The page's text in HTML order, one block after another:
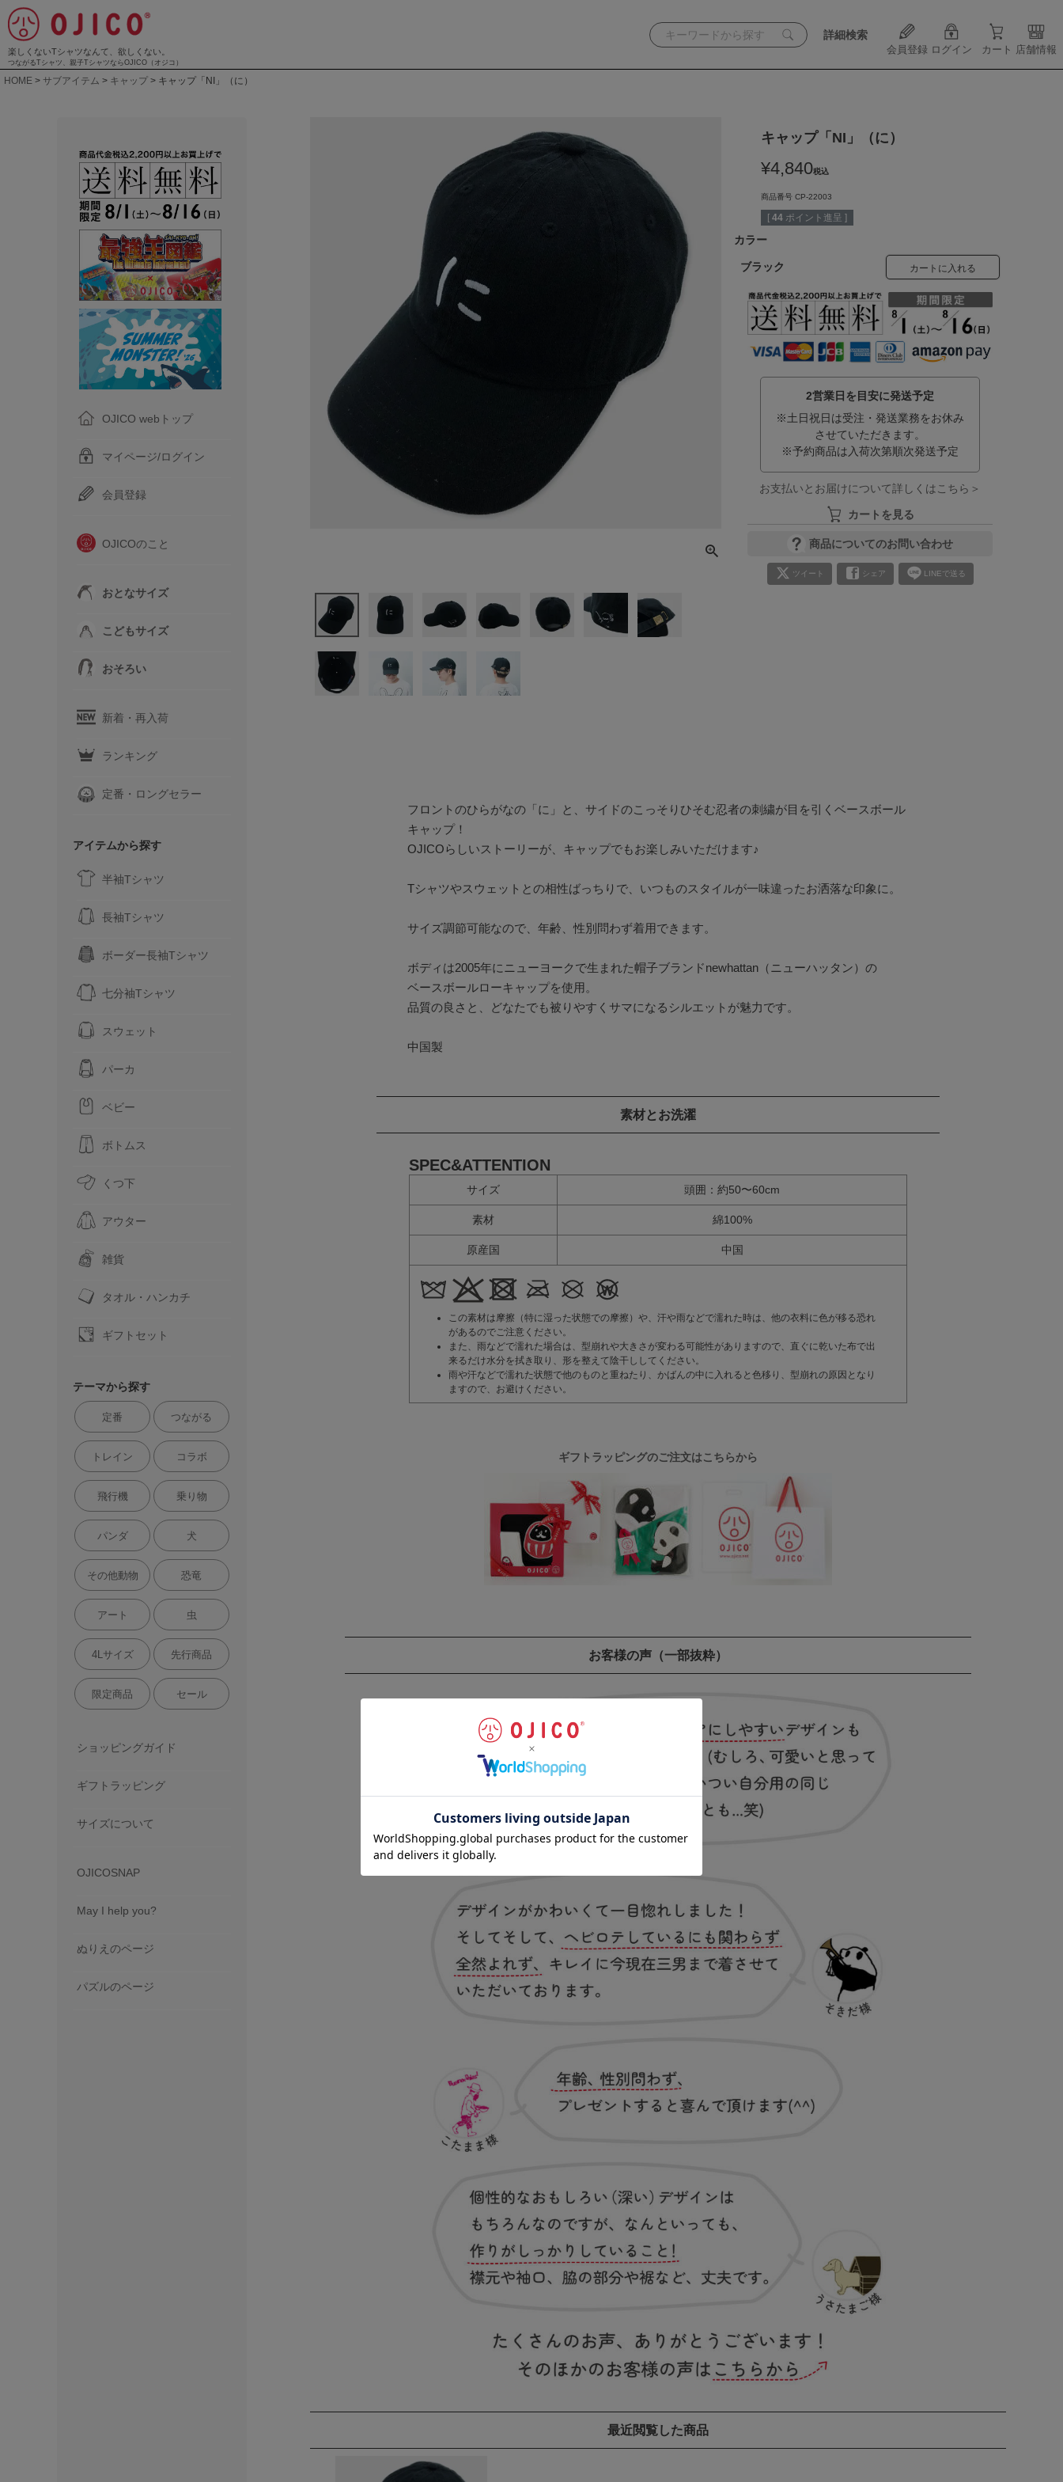
楽しくないTシャツなんて、欲しくない。
つながるTシャツ、親子TシャツならOJICO（オジコ）
詳細検索
会員登録 ログイン カート 店舗情報
HOME サブアイテム キャップ キャップ「NI」（に）
OJICO webトップ
マイページ/ログイン
会員登録
OJICOのこと
おとなサイズ
こどもサイズ
おそろい
新着・再入荷
ランキング
定番・ロングセラー
アイテムから探す
半袖Tシャツ
長袖Tシャツ
ボーダー長袖Tシャツ
七分袖Tシャツ
スウェット
パーカ
ベビー
ボトムス
くつ下
アウター
雑貨
タオル・ハンカチ
ギフトセット
テーマから探す
定番 つながる
トレイン コラボ
飛行機 乗り物
パンダ 犬
その他動物 恐竜
アート 虫
4Lサイズ 先行商品
限定商品 セール
ショッピングガイド
ギフトラッピング
サイズについて
OJICOSNAP
May I help you?
ぬりえのページ
パズルのページ
キャップ「NI」（に）
¥4,840税込
商品番号 CP-22003
[ 44 ポイント進呈 ]
カラー
ブラック カートに入れる
2営業日を目安に発送予定
※土日祝日は受注・発送業務をお休み
させていただきます。
※予約商品は入荷次第順次発送予定
お支払いとお届けについて詳しくはこちら＞
カートを見る
商品についてのお問い合わせ
ツイート シェア LINEで送る
フロントのひらがなの「に」と、サイドのこっそりひそむ忍者の刺繍が目を引くベースボール
キャップ！
OJICOらしいストーリーが、キャップでもお楽しみいただけます♪
Tシャツやスウェットとの相性ばっちりで、いつものスタイルが一味違ったお洒落な印象に。
サイズ調節可能なので、年齢、性別問わず着用できます。
ボディは2005年にニューヨークで生まれた帽子ブランドnewhattan（ニューハッタン）の
ベースボールローキャップを使用。
品質の良さと、どなたでも被りやすくサマになるシルエットが魅力です。
素材とお洗濯
SPEC&ATTENTION
サイズ 頭囲：約50〜60cm
素材 綿100%
原産国 中国
この素材は摩擦（特に湿った状態での摩擦）や、汗や雨などで濡れた時は、他の衣料に色が移る恐れ
があるのでご注意ください。
また、雨などで濡れた場合は、型崩れや大きさが変わる可能性がありますので、直ぐに乾いた布で出
来るだけ水分を拭き取り、形を整えて陰干ししてください。
雨や汗などで濡れた状態で他のものと重ねたり、かばんの中に入れると色移り、型崩れの原因となり
ますので、お避けください。
ギフトラッピングのご注文はこちらから
お客様の声 （一部抜粋）
最近閲覧した商品